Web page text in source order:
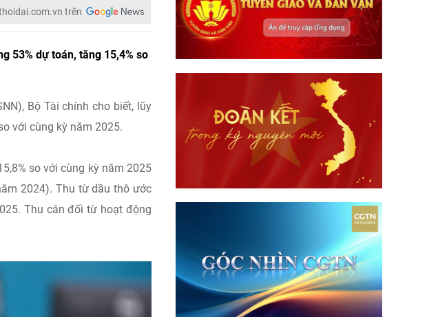
trên
53% dự toán, tăng 15,4% so
Bộ Tài chính cho biết, lũy
với cùng kỳ năm 2025.
so với cùng kỳ năm 2025
2024). Thu từ dầu thô ước
Thu cân đối từ hoạt động